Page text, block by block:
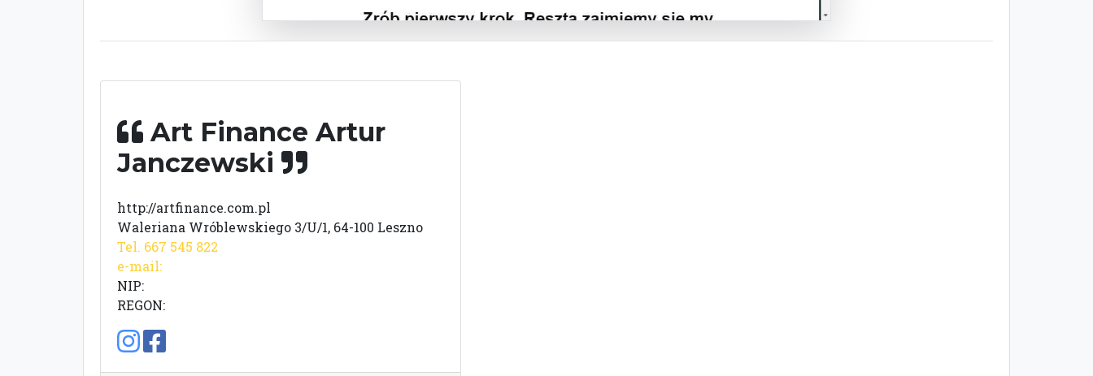
Art Finance Artur
Janczewski
http://artfinance.com.pl
Waleriana Wróblewskiego 3/U/1, 64-100 Leszno
Tel. 667 545 822
e-mail:
NIP:
REGON: